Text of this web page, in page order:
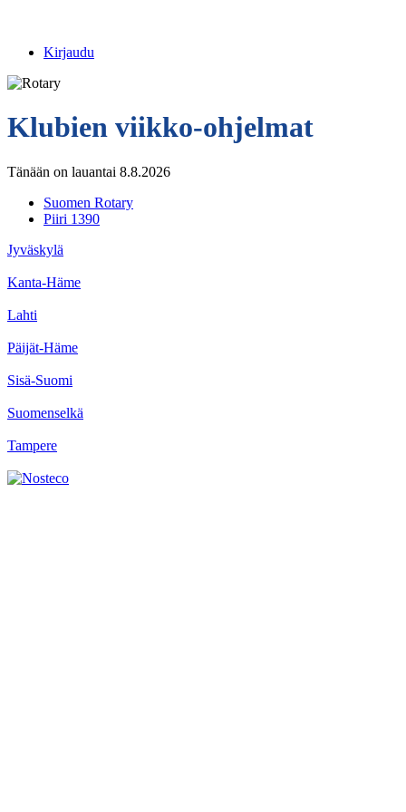
Kirjaudu
Klubien viikko-ohjelmat
Tänään on lauantai 8.8.2026
Suomen Rotary
Piiri 1390
Jyväskylä
Kanta-Häme
Lahti
Päijät-Häme
Sisä-Suomi
Suomenselkä
Tampere